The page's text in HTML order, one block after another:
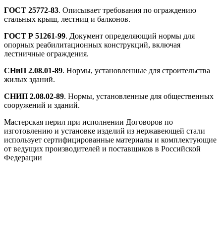
ГОСТ 25772-83. Описывает требования по ограждению
стальных крыш, лестниц и балконов.
ГОСТ Р 51261-99. Документ определяющий нормы для
опорных реабилитационных конструкций, включая
лестничные ограждения.
СНиП 2.08.01-89. Нормы, установленные для строительства
жилых зданий.
СНИП 2.08.02-89. Нормы, установленные для общественных
сооружений и зданий.
Мастерская перил при исполнении Договоров по
изготовлению и установке изделий из нержавеющей стали
использует сертифицированные материалы и комплектующие
от ведущих производителей и поставщиков в Российской
Федерации